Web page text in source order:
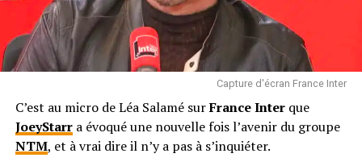
Capture d'écran France Inter
C’est au micro de Léa Salamé surFrance Interque
JoeyStarra évoqué une nouvelle fois l’avenir du groupe
NTM, et à vrai dire il n’y a pas à s’inquiéter.